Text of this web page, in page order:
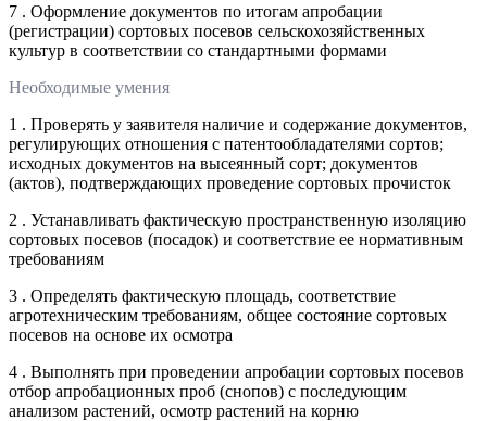
7 . Оформление документов по итогам апробации
(регистрации) сортовых посевов сельскохозяйственных
культур в соответствии со стандартными формами
Необходимые умения
1 . Проверять у заявителя наличие и содержание документов,
регулирующих отношения с патентообладателями сортов;
исходных документов на высеянный сорт; документов
(актов), подтверждающих проведение сортовых прочисток
2 . Устанавливать фактическую пространственную изоляцию
сортовых посевов (посадок) и соответствие ее нормативным
требованиям
3 . Определять фактическую площадь, соответствие
агротехническим требованиям, общее состояние сортовых
посевов на основе их осмотра
4 . Выполнять при проведении апробации сортовых посевов
отбор апробационных проб (снопов) с последующим
анализом растений, осмотр растений на корню